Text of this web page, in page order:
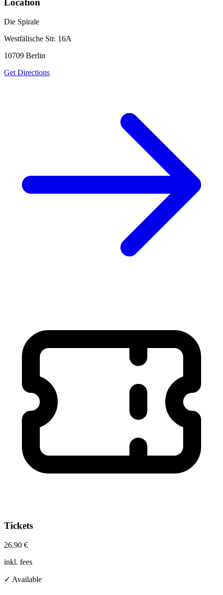
Location
Die Spirale
Westfälische Str. 16A
10709 Berlin
Get Directions
Tickets
26.90 €
inkl. fees
✓ Available